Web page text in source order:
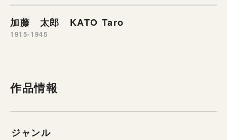
加藤 太郎 KATO Taro
1915-1945
作品情報
ジャンル